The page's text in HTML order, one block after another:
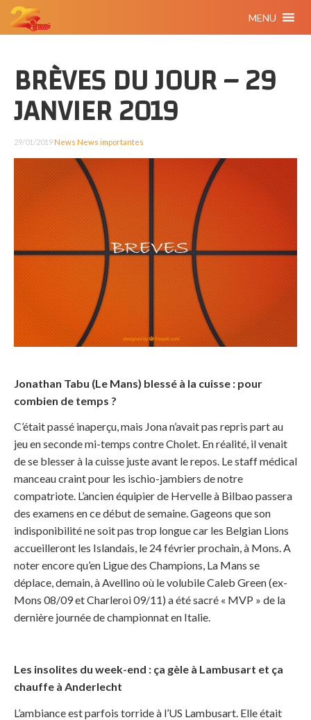
MENU
BRÈVES DU JOUR – 29
JANVIER 2019
29/01/2019News News importantes
Jonathan Tabu (Le Mans) blessé à la cuisse : pour
combien de temps ?
C’était passé inaperçu, mais Jona n’avait pas repris part au
jeu en seconde mi-temps contre Cholet. En réalité, il venait
de se blesser à la cuisse juste avant le repos. Le staff médical
manceau craint pour les ischio-jambiers de notre
compatriote. L’ancien équipier de Hervelle à Bilbao passera
des examens en ce début de semaine. Gageons que son
indisponibilité ne soit pas trop longue car les Belgian Lions
accueilleront les Islandais, le 24 février prochain, à Mons. A
noter encore qu’en Ligue des Champions, La Mans se
déplace, demain, à Avellino où le volubile Caleb Green (ex-
Mons 08/09 et Charleroi 09/11) a été sacré « MVP » de la
dernière journée de championnat en Italie.
Les insolites du week-end : ça gèle à Lambusart et ça
chauffe à Anderlecht
L’ambiance est parfois torride à l’US Lambusart. Elle était